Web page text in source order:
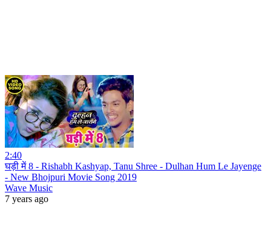
2:40
घड़ी में 8 - Rishabh Kashyap, Tanu Shree - Dulhan Hum Le Jayenge
- New Bhojpuri Movie Song 2019
Wave Music
7 years ago